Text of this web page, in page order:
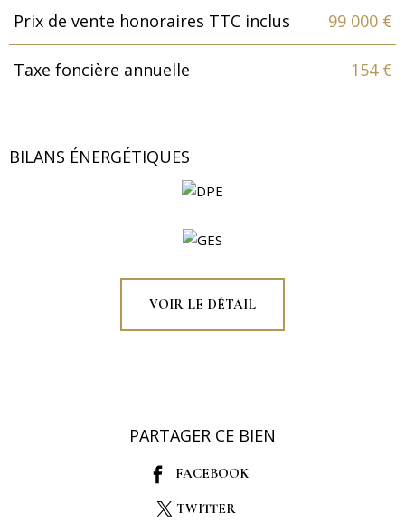
Caractéristiques Valeurs
Prix de vente honoraires TTC inclus 99 000 €
Taxe foncière annuelle 154 €
BILANS ÉNERGÉTIQUES
VOIR LE DÉTAIL
PARTAGER CE BIEN
FACEBOOK
TWITTER